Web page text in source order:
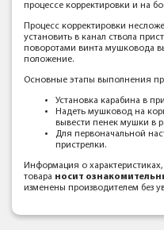
процессе корректировки и на
Процесс корректировки
установить в канал ствола
поворотами винта мушковода
положение.
Основные этапы выполнения
Установка карабина в
Надеть мушковод на
вывести пенек мушки в
Для первоначальной
пристрелки.
Информация о
товара носит
изменены производителем без